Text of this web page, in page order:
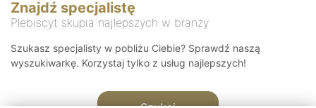
Znajdź specjalistę
Plebiscyt skupia najlepszych w branży
Szukasz specjalisty w pobliżu Ciebie? Sprawdź naszą
wyszukiwarkę. Korzystaj tylko z usług najlepszych!